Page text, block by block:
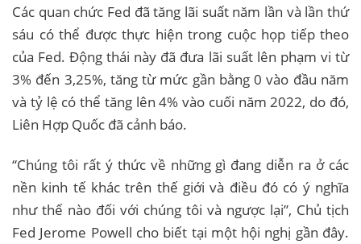
Các quan chức Fed đã tăng lãi suất năm lần và lần thứ
sáu có thể được thực hiện trong cuộc họp tiếp theo
của Fed. Động thái này đã đưa lãi suất lên phạm vi từ
3% đến 3,25%, tăng từ mức gần bằng 0 vào đầu năm
và tỷ lệ có thể tăng lên 4% vào cuối năm 2022, do đó,
Liên Hợp Quốc đã cảnh báo.
“Chúng tôi rất ý thức về những gì đang diễn ra ở các
nền kinh tế khác trên thế giới và điều đó có ý nghĩa
như thế nào đối với chúng tôi và ngược lại”, Chủ tịch
Fed Jerome Powell cho biết tại một hội nghị gần đây.